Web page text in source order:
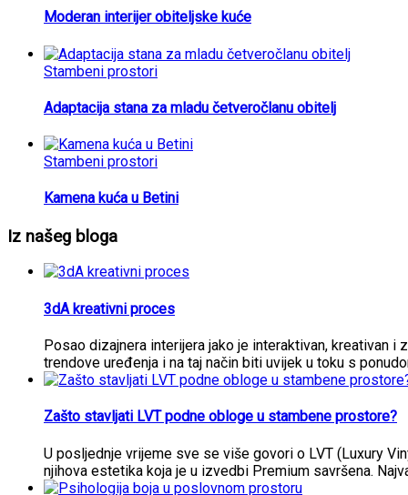
Moderan interijer obiteljske kuće
Stambeni prostori
Adaptacija stana za mladu četveročlanu obitelj
Stambeni prostori
Kamena kuća u Betini
Iz našeg bloga
3dA kreativni proces
Posao dizajnera interijera jako je interaktivan, kreativan
trendove uređenja i na taj način biti uvijek u toku s
Zašto stavljati LVT podne obloge u stambene prostore?
U posljednje vrijeme sve se više govori o LVT (Luxury
njihova estetika koja je u izvedbi Premium savršena.